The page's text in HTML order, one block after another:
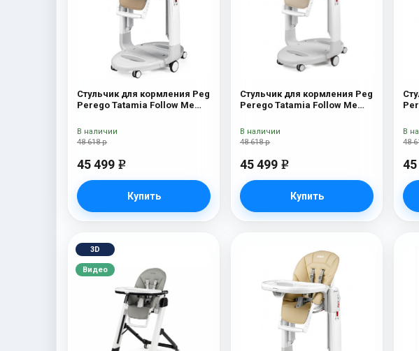
Стульчик для кормления Peg
Perego Tatamia Follow Me
48 618 р
45 499 e
Купить
В наличии
Стульчик для кормления Peg
Perego Tatamia Follow Me
48 618 р
45 499 e
Купить
В наличии
48
В
3D
Видео